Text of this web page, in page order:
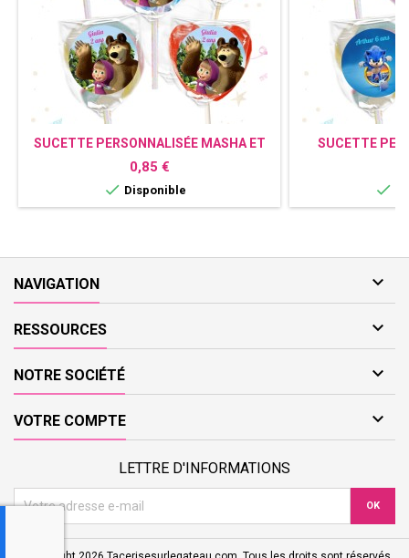
SUCETTE PERSONNALISÉE MASHA ET
MICHKA
Prix
0,85 €
 Disponible
SUCETTE

NAVIGATION 
RESSOURCES 
NOTRE SOCIÉTÉ 
VOTRE COMPTE 
LETTRE D'INFORMATIONS